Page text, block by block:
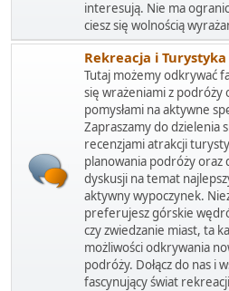
interesują. Nie ma
ciesz się wolnością
Rekreacja i Turystyka
Tutaj możemy odkrywać
się wrażeniami z podróży
pomysłami na aktywne
Zapraszamy do dzielenia
recenzjami atrakcji
planowania podróży oraz
dyskusji na temat
aktywny wypoczynek.
preferujesz górskie
czy zwiedzanie miast, ta
możliwości odkrywania
podróży. Dołącz do nas i
fascynujący świat